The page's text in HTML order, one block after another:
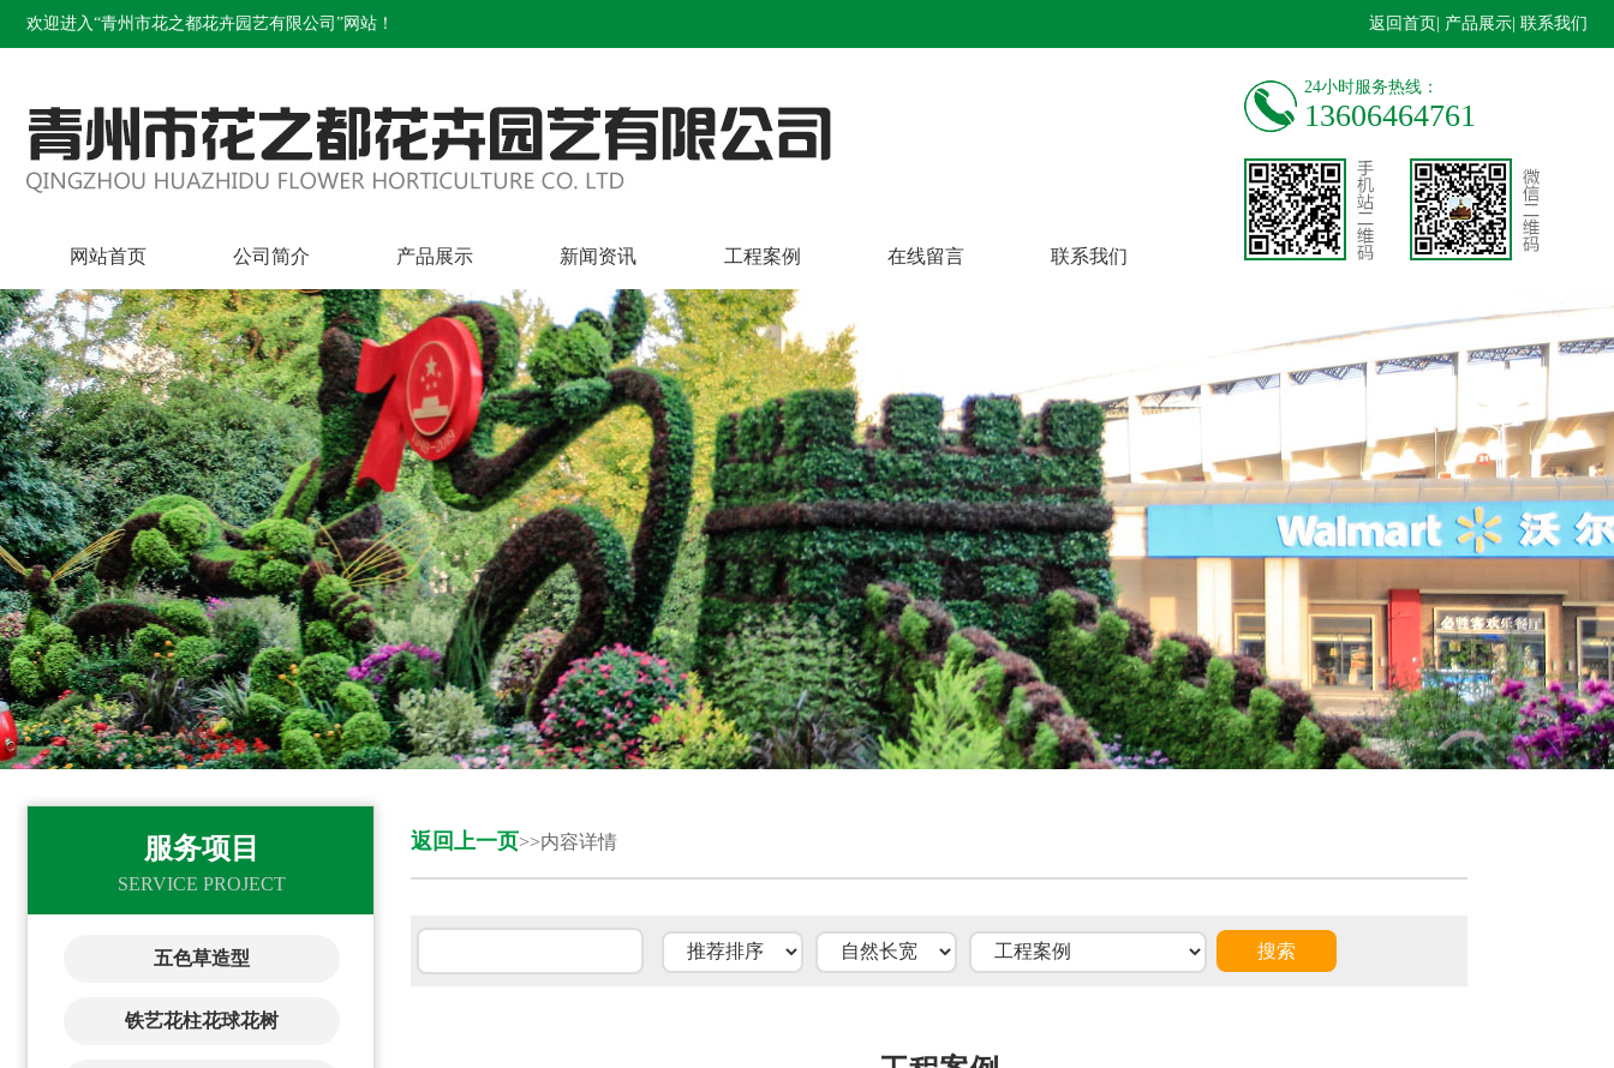
欢迎进入“青州市花之都花卉园艺有限公司”网站！ 返回首页 | 产品展示 | 联系我们
网站首页 公司简介 产品展示 新闻资讯 工程案例 在线留言 联系我们
24小时服务热线：
13606464761
服务项目
SERVICE PROJECT
五色草造型
铁艺花柱花球花树
返回上一页>>内容详情